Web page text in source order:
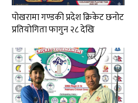
पोखरामा गण्डकी प्रदेश क्रिकेट छनोट
प्रतियोगिता फागुन २८ देखि